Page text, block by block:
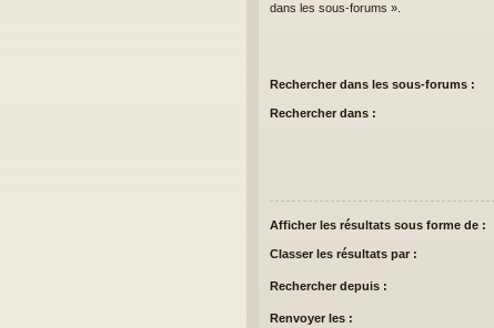
dans les sous-forums ».
Rechercher dans les sous-forums :
Rechercher dans :
Afficher les résultats sous forme de :
Classer les résultats par :
Rechercher depuis :
Renvoyer les :